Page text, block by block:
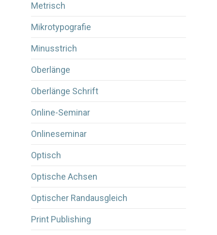
Metrisch
Mikrotypografie
Minusstrich
Oberlänge
Oberlänge Schrift
Online-Seminar
Onlineseminar
Optisch
Optische Achsen
Optischer Randausgleich
Print Publishing